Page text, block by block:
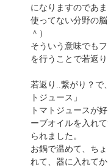
になりますのであ
使ってない分野の
＾）
そういう意味でも
を行うことで若返
若返り..繋がり？で
トジュース」
トマトジュースが
ーブオイルを入れ
られました。
お鍋で温めて、ち
れて、器に入れて